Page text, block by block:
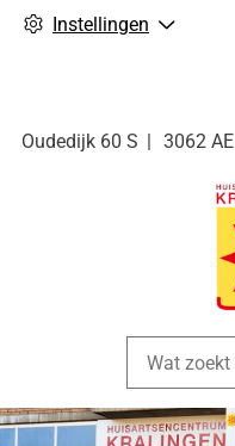
Instellingen
Oudedijk 60 S 3062 AE